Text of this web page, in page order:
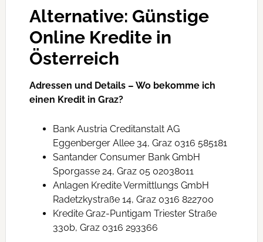
Alternative: Günstige
Online Kredite in
Österreich
Adressen und Details – Wo bekomme ich
einen Kredit in Graz?
Bank Austria Creditanstalt AG
Eggenberger Allee 34, Graz 0316 585181
Santander Consumer Bank GmbH
Sporgasse 24, Graz 05 02038011
Anlagen Kredite Vermittlungs GmbH
Radetzkystraße 14, Graz 0316 822700
Kredite Graz-Puntigam Triester Straße
330b, Graz 0316 293366